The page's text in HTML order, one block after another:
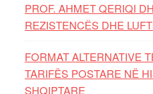
PROF. AHMET QERIQI
REZISTENCЁS DHE
FORMAT ALTERNATIVE
TARIFËS POSTARE NË
SHQIPTARE